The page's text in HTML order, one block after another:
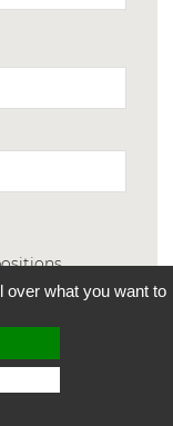
avoir
ainsi que
over what you want to